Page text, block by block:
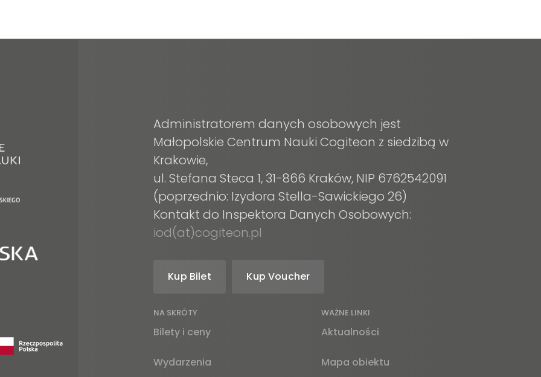
Administratorem danych osobowych jest
Małopolskie Centrum Nauki Cogiteon z siedzibą w
Krakowie,
ul. Stefana Steca 1, 31-866 Kraków, NIP 6762542091
(poprzednio: Izydora Stella-Sawickiego 26)
Kontakt do Inspektora Danych Osobowych:
iod(at)cogiteon.pl
Kup Bilet Kup Voucher
NA SKRÓTY
Bilety i ceny
Wydarzenia
WAŻNE LINKI
Aktualności
Mapa obiektu